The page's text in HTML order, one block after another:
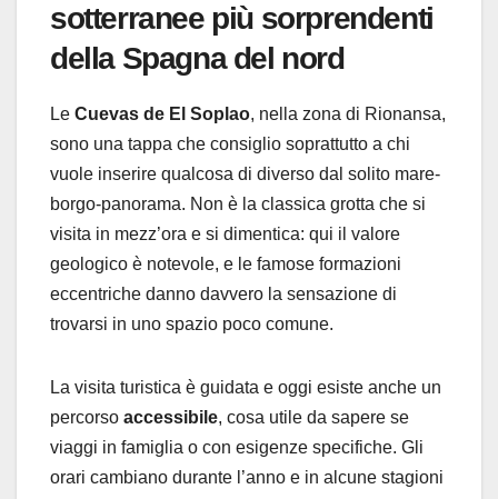
sotterranee più sorprendenti
della Spagna del nord
Le Cuevas de El Soplao, nella zona di Rionansa,
sono una tappa che consiglio soprattutto a chi
vuole inserire qualcosa di diverso dal solito mare-
borgo-panorama. Non è la classica grotta che si
visita in mezz’ora e si dimentica: qui il valore
geologico è notevole, e le famose formazioni
eccentriche danno davvero la sensazione di
trovarsi in uno spazio poco comune.
La visita turistica è guidata e oggi esiste anche un
percorso accessibile, cosa utile da sapere se
viaggi in famiglia o con esigenze specifiche. Gli
orari cambiano durante l’anno e in alcune stagioni